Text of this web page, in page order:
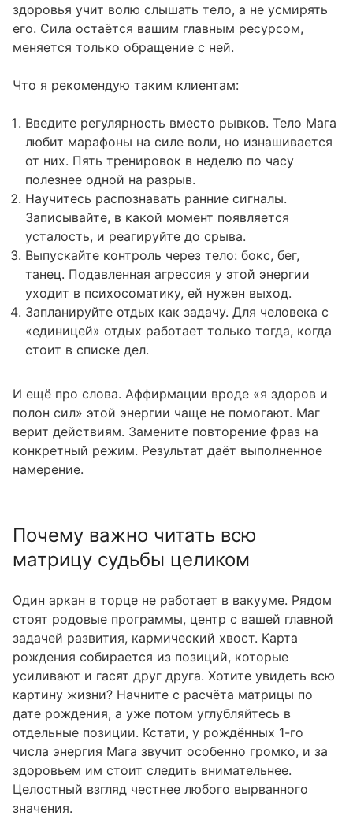
здоровья учит волю слышать тело, а не усмирять
его. Сила остаётся вашим главным ресурсом,
меняется только обращение с ней.
Что я рекомендую таким клиентам:
Введите регулярность вместо рывков. Тело Мага
любит марафоны на силе воли, но изнашивается
от них. Пять тренировок в неделю по часу
полезнее одной на разрыв.
Научитесь распознавать ранние сигналы.
Записывайте, в какой момент появляется
усталость, и реагируйте до срыва.
Выпускайте контроль через тело: бокс, бег,
танец. Подавленная агрессия у этой энергии
уходит в психосоматику, ей нужен выход.
Запланируйте отдых как задачу. Для человека с
«единицей» отдых работает только тогда, когда
стоит в списке дел.
И ещё про слова. Аффирмации вроде «я здоров и
полон сил» этой энергии чаще не помогают. Маг
верит действиям. Замените повторение фраз на
конкретный режим. Результат даёт выполненное
намерение.
Почему важно читать всю
матрицу судьбы целиком
Один аркан в торце не работает в вакууме. Рядом
стоят родовые программы, центр с вашей главной
задачей развития, кармический хвост. Карта
рождения собирается из позиций, которые
усиливают и гасят друг друга. Хотите увидеть всю
картину жизни? Начните с расчёта матрицы по
дате рождения, а уже потом углубляйтесь в
отдельные позиции. Кстати, у рождённых 1-го
числа энергия Мага звучит особенно громко, и за
здоровьем им стоит следить внимательнее.
Целостный взгляд честнее любого вырванного
значения.